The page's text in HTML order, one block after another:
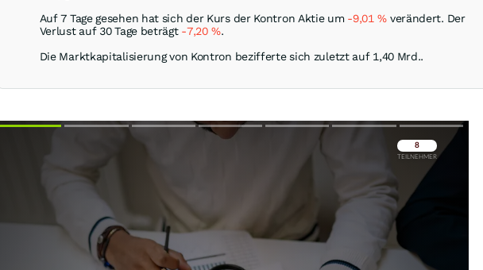
Auf 7 Tage gesehen hat sich der Kurs der Kontron Aktie um -9,01% verändert. Der
Verlust auf 30 Tage beträgt -7,20%.
Die Marktkapitalisierung von Kontron bezifferte sich zuletzt auf 1,40 Mrd..
Überspringen